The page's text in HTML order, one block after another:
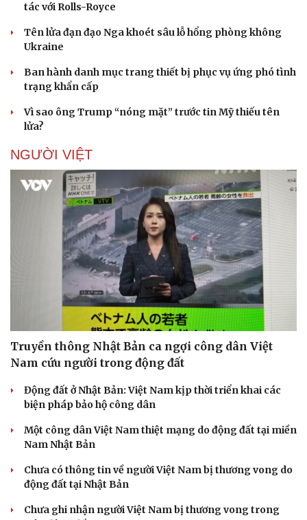
Thông tin doanh nghiệp
Doanh nghiệp 24h
Doanh nhân
Công nghệ
Sành điệu
Tin Công nghệ
Trải nghiệm
tác với Rolls-Royce
Tên lửa đạn đạo Nga khoét sâu lỗ hổng phòng không
Ukraine
Ban hành danh mục trang thiết bị phục vụ ứng phó tình
trạng khẩn cấp
Vì sao ông Trump “nóng mặt” trước tin Mỹ thiếu tên
lửa?
NGƯỜI VIỆT
Truyền thông Nhật Bản ca ngợi công dân Việt
Nam cứu người trong động đất
Động đất ở Nhật Bản: Việt Nam kịp thời triển khai các
biện pháp bảo hộ công dân
Một công dân Việt Nam thiệt mạng do động đất tại miền
Nam Nhật Bản
Chưa có thông tin về người Việt Nam bị thương vong do
động đất tại Nhật Bản
Chưa ghi nhận người Việt Nam bị thương vong trong